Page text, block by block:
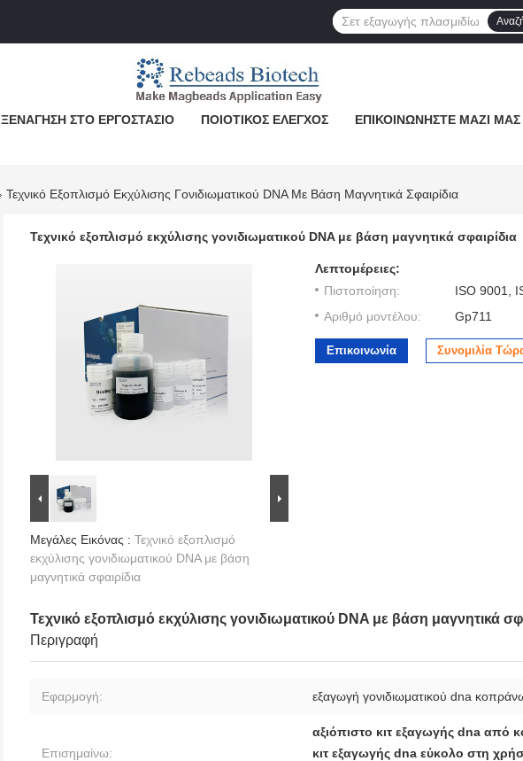
ΞΕΝΆΓΗΣΗ ΣΤΟ ΕΡΓΟΣΤΆΣΙΟ ΠΟΙΟΤΙΚΌΣ ΈΛΕΓΧΟΣ ΕΠΙΚΟΙΝΩΝΉΣΤΕ ΜΑΖΊ ΜΑΣ
Τεχνικό Εξοπλισμό Εκχύλισης Γονιδιωματικού DNA Με Βάση Μαγνητικά Σφαιρίδια
Τεχνικό εξοπλισμό εκχύλισης γονιδιωματικού DNA με βάση μαγνητικά σφαιρίδια
Μεγάλες Εικόνας : Τεχνικό εξοπλισμό
εκχύλισης γονιδιωματικού DNA με βάση
μαγνητικά σφαιρίδια
Λεπτομέρειες:
Πιστοποίηση:
ISO 9001,
Αριθμό μοντέλου:
Gp711
Επικοινωνία Συνομιλία
Τεχνικό εξοπλισμό εκχύλισης γονιδιωματικού DNA με βάση μαγνητικά
Περιγραφή
Εφαρμογή: εξαγωγή γονιδιωματικού dna
Επισημαίνω:
αξιόπιστο κιτ εξαγωγής dna από
κιτ εξαγωγής dna εύκολο στη